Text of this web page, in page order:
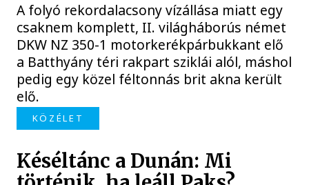
A folyó rekordalacsony vízállása miatt egy
csaknem komplett, II. világháborús német
DKW NZ 350-1 motorkerékpárbukkant elő
a Batthyány téri rakpart sziklái alól, máshol
pedig egy közel féltonnás brit akna került
elő.
KÖZÉLET
Késéltánc a Dunán: Mi